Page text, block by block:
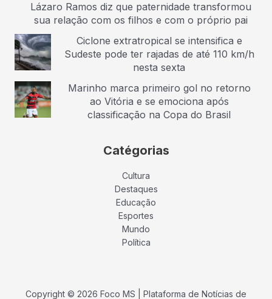
Lázaro Ramos diz que paternidade transformou
sua relação com os filhos e com o próprio pai
Ciclone extratropical se intensifica e
Sudeste pode ter rajadas de até 110 km/h
nesta sexta
Marinho marca primeiro gol no retorno
ao Vitória e se emociona após
classificação na Copa do Brasil
Catégorias
Cultura
Destaques
Educação
Esportes
Mundo
Política
Copyright © 2026 Foco MS | Plataforma de Notícias de